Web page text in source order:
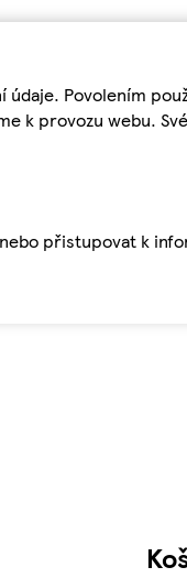
Povolením
k provozu webu.
přistupovat k